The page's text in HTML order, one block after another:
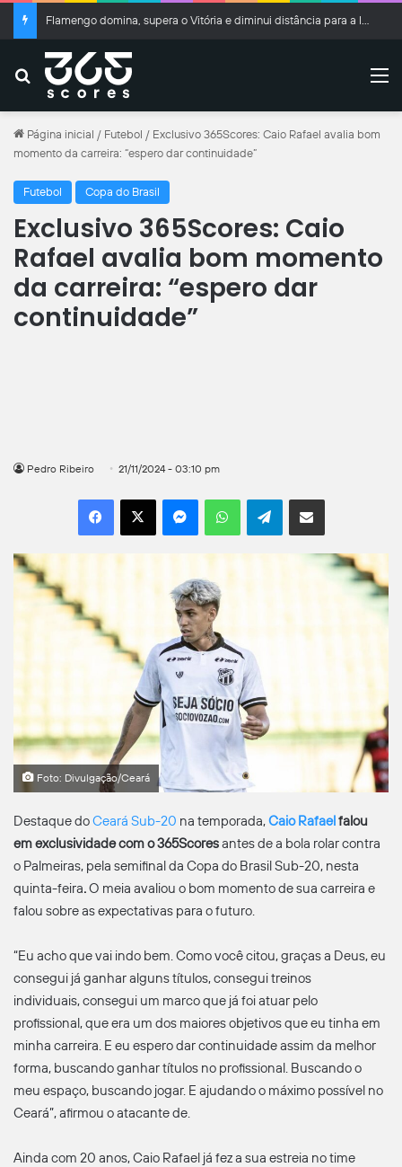
Corinthians aproveita falha bizarra de Volpi e vence o RB Bragantino no Brasileirão
Buscar
Página inicial / Futebol / Exclusivo 365Scores: Caio Rafael avalia bom
momento da carreira: “espero dar continuidade”
Futebol Copa do Brasil
Exclusivo 365Scores: Caio
Rafael avalia bom momento
da carreira: “espero dar
continuidade”
Pedro Ribeiro 21/11/2024 - 03:10 pm
Facebook
X MessengerWhatsAppTelegramCompartilhar por e-mail
Foto: Divulgação/Ceará
Destaque doCeará Sub-20 na temporada,Caio Rafaelfalou
em exclusividade com o 365Scoresantes de a bola rolar contra
o Palmeiras, pela semifinal da Copa do Brasil Sub-20, nesta
quinta-feira.O meia avaliou o bom momento de sua carreira e
falou sobre as expectativas para o futuro.
“Eu acho que vai indo bem. Como você citou, graças a Deus, eu
consegui já ganhar alguns títulos, consegui treinos
individuais, consegui um marco que já foi atuar pelo
profissional, que era um dos maiores objetivos que eu tinha em
minha carreira. E eu espero dar continuidade assim da melhor
forma, buscando ganhar títulos no profissional. Buscando o
meu espaço, buscando jogar. E ajudando o máximo possível no
Ceará”, afirmou o atacante de.
Ainda com 20 anos, Caio Rafael já fez a sua estreia no time